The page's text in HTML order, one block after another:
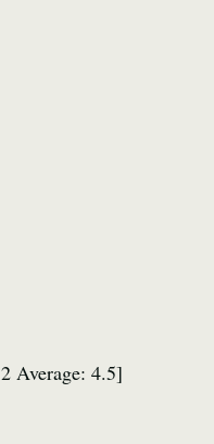
2 Average: 4.5]